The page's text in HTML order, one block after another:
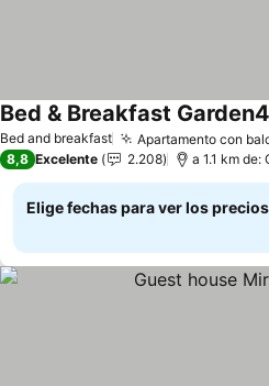
Bed and breakfast Apartamento con
Bed & Breakfast
8,8 Excelente 2.208 a 1.1 km
Elige fechas para ver los